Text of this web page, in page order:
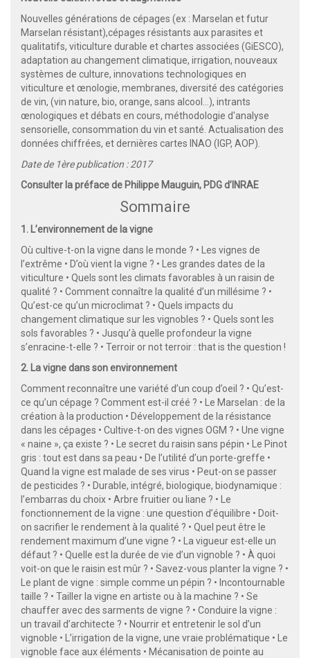
Nouvelles générations de cépages (ex : Marselan et futur
Marselan résistant),cépages résistants aux parasites et
qualitatifs, viticulture durable et chartes associées (GiESCO),
adaptation au changement climatique, irrigation, nouveaux
systèmes de culture, innovations technologiques en
viticulture et œnologie, membranes, diversité des catégories
de vin, (vin nature, bio, orange, sans alcool...), intrants
œnologiques et débats en cours, méthodologie d'analyse
sensorielle, consommation du vin et santé. Actualisation des
données chiffrées, et dernières cartes INAO (IGP, AOP).
Date de 1ère publication : 2017
Consulter la préface de Philippe Mauguin, PDG d’INRAE
Sommaire
1. L’environnement de la vigne
Où cultive-t-on la vigne dans le monde ? • Les vignes de
l’extrême • D’où vient la vigne ? • Les grandes dates de la
viticulture • Quels sont les climats favorables à un raisin de
qualité ? • Comment connaître la qualité d’un millésime ? •
Qu’est-ce qu’un microclimat ? • Quels impacts du
changement climatique sur les vignobles ? • Quels sont les
sols favorables ? • Jusqu’à quelle profondeur la vigne
s’enracine-t-elle ? • Terroir or not terroir : that is the question !
2. La vigne dans son environnement
Comment reconnaître une variété d’un coup d’oeil ? • Qu’est-
ce qu’un cépage ? Comment est-il créé ? • Le Marselan : de la
création à la production • Développement de la résistance
dans les cépages • Cultive-t-on des vignes OGM ? • Une vigne
« naine », ça existe ? • Le secret du raisin sans pépin • Le Pinot
gris : tout est dans sa peau • De l’utilité d’un porte-greffe •
Quand la vigne est malade de ses virus • Peut-on se passer
de pesticides ? • Durable, intégré, biologique, biodynamique :
l’embarras du choix • Arbre fruitier ou liane ? • Le
fonctionnement de la vigne : une question d’équilibre • Doit-
on sacrifier le rendement à la qualité ? • Quel peut être le
rendement maximum d’une vigne ? • La vigueur est-elle un
défaut ? • Quelle est la durée de vie d’un vignoble ? • À quoi
voit-on que le raisin est mûr ? • Savez-vous planter la vigne ? •
Le plant de vigne : simple comme un pépin ? • Incontournable
taille ? • Tailler la vigne en artiste ou à la machine ? • Se
chauffer avec des sarments de vigne ? • Conduire la vigne :
un travail d’architecte ? • Nourrir et entretenir le sol d’un
vignoble • L’irrigation de la vigne, une vraie problématique • Le
vignoble face aux éléments • Mécanisation de pointe au